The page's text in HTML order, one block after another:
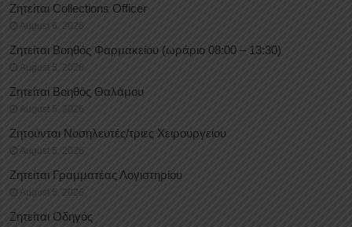
Ζητείται Collections Officer
August 6, 2026
Ζητείται Βοηθός Φαρμακείου (ωράριο 08:00 – 13:30)
August 5, 2026
Ζητείται Βοηθός Θαλάμου
August 5, 2026
Ζητούνται Νοσηλευτές/τριες Χειρουργείου
August 5, 2026
Ζητείται Γραμματέας Λογιστηρίου
August 5, 2026
Ζητείται Οδηγός